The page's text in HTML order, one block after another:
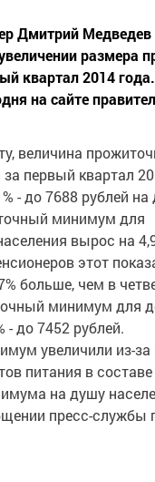
Дмитрий Медведев
размера
квартал 2014
на сайте
величина
первый квартал
- до 7688 рублей
минимум для
вырос на
этот
больше, чем в
минимум для
- до 7452 рублей.
увеличили из-
питания в
на душу
пресс-службы